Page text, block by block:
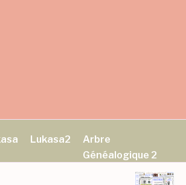
Lukasa2
Arbre
Généalogique 2